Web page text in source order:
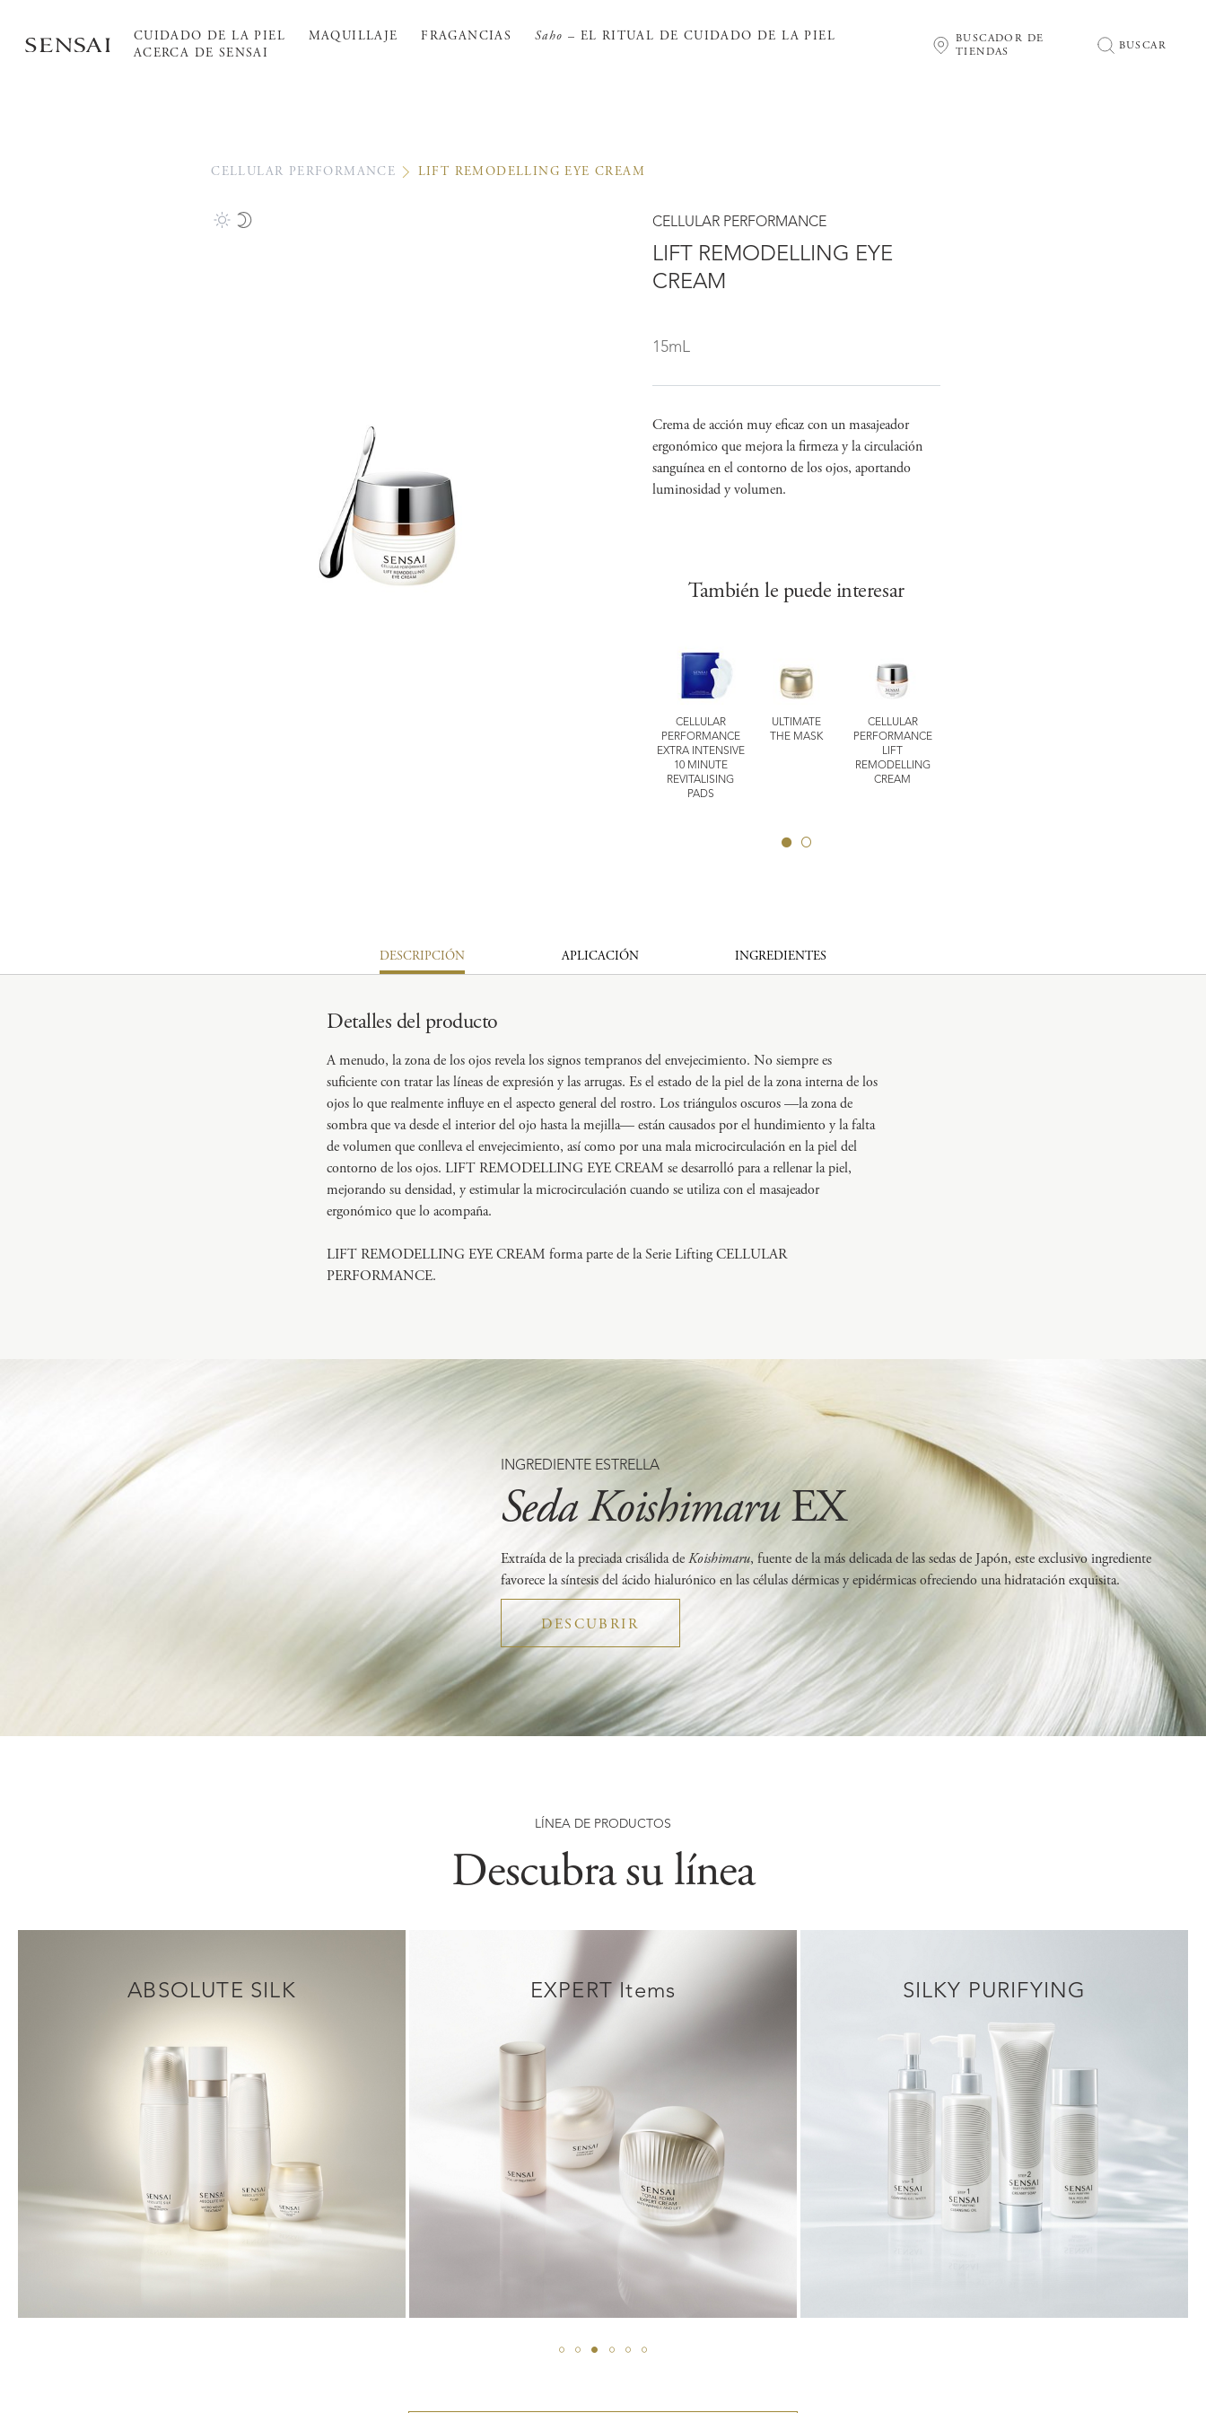
CUIDADO DE LA PIEL MAQUILLAJE FRAGANCIAS Saho – EL RITUAL DE CUIDADO DE LA PIEL
ACERCA DE SENSAI
BUSCAR
BUSCADOR DE
TIENDAS
CELLULAR PERFORMANCE LIFT REMODELLING EYE CREAM
CELLULAR PERFORMANCE
LIFT REMODELLING EYE
CREAM
15mL
Crema de acción muy eficaz con un masajeador
ergonómico que mejora la firmeza y la circulación
sanguínea en el contorno de los ojos, aportando
luminosidad y volumen.
También le puede interesar
CELLULAR
PERFORMANCE
EXTRA INTENSIVE
10 MINUTE
REVITALISING
PADS
ULTIMATE
THE MASK
CELLULAR
PERFORMANCE
LIFT
REMODELLING
CREAM
DESCRIPCIÓN APLICACIÓN INGREDIENTES
Detalles del producto
A menudo, la zona de los ojos revela los signos tempranos del envejecimiento. No siempre es
suficiente con tratar las líneas de expresión y las arrugas. Es el estado de la piel de la zona interna de los
ojos lo que realmente influye en el aspecto general del rostro. Los triángulos oscuros —la zona de
sombra que va desde el interior del ojo hasta la mejilla— están causados por el hundimiento y la falta
de volumen que conlleva el envejecimiento, así como por una mala microcirculación en la piel del
contorno de los ojos. LIFT REMODELLING EYE CREAM se desarrolló para a rellenar la piel,
mejorando su densidad, y estimular la microcirculación cuando se utiliza con el masajeador
ergonómico que lo acompaña.
LIFT REMODELLING EYE CREAM forma parte de la Serie Lifting CELLULAR
PERFORMANCE.
INGREDIENTE ESTRELLA
Seda KoishimaruEX
Extraída de la preciada crisálida deKoishimaru, fuente de la más delicada de las sedas de Japón, este exclusivo ingrediente
favorece la síntesis del ácido hialurónico en las células dérmicas y epidérmicas ofreciendo una hidratación exquisita.
DESCUBRIR
LÍNEA DE PRODUCTOS
Descubra su línea
ABSOLUTE SILK EXPERT Items
DESCUBRIR
SILKY PURIFYING
DESCUBRIR